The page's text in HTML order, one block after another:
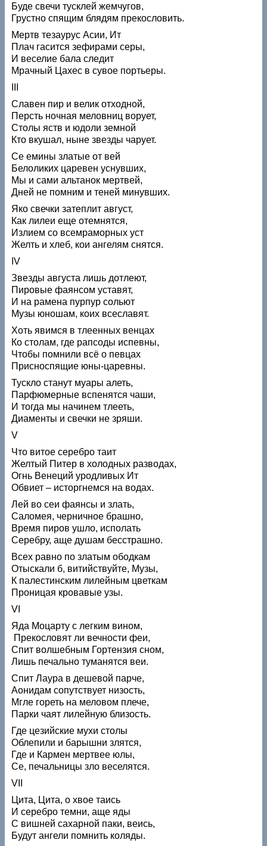
Буде свечи тусклей жемчугов,
Грустно спящим блядям прекословить.
Мертв тезаурус Асии, Ит
Плач гасится зефирами серы,
И веселие бала следит
Мрачный Цахес в сувое портьеры.
Славен пир и велик отходной,
Персть ночная меловниц ворует,
Столы яств и юдоли земной
Кто вкушал, ныне звезды чарует.
Се емины златые от вей
Белоликих царевен уснувших,
Мы и сами альтанок мертвей,
Дней не помним и теней минувших.
Яко свечки затеплит август,
Как лилеи еще отемнятся,
Излием со всемраморных уст
Желть и хлеб, кои ангелям снятся.
IV
Звезды августа лишь дотлеют,
Пировые фаянсом уставят,
И на рамена пурпур сольют
Музы юношам, коих всеславят.
Хоть явимся в тлеенных венцах
Ко столам, где рапсоды испевны,
Чтобы помнили всё о певцах
Присноспящие юны-царевны.
Тускло станут муары алеть,
Парфюмерные вспенятся чаши,
И тогда мы начинем тлееть,
Диаменты и свечки не зряши.
V
Что витое серебро таит
Желтый Питер в холодных разводах,
Огнь Венеций уродливых Ит
Обвиет – исторгнемся на водах.
Лей во сеи фаянсы и злать,
Саломея, черничное брашно,
Время пиров ушло, исполать
Серебру, аще душам бесстрашно.
Всех равно по златым ободкам
Отыскали б, витийствуйте, Музы,
К палестинским лилейным цветкам
Проницая кровавые узы.
VI
Яда Моцарту с легким вином,
Прекословят ли вечности феи,
Спит волшебным Гортензия сном,
Лишь печально туманятся веи.
Спит Лаура в дешевой парче,
Аонидам сопутствует низость,
Мгле гореть на меловом плече,
Парки чаят лилейную близость.
Где цезийские мухи столы
Облепили и барышни злятся,
Где и Кармен мертвее юлы,
Се, печальницы зло веселятся.
VII
Цита, Цита, о хвое таись
И серебро темни, аще яды
С вишней сахарной паки, веись,
Будут ангели помнить коляды.